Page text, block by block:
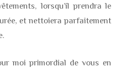
lorsqu’il prendra le
et nettoiera parfaitement
moi primordial de vous en